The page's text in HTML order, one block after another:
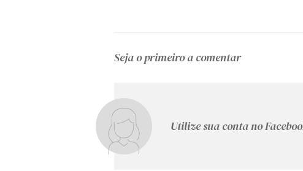
Seja o primeiro a comentar
Utilize sua conta no